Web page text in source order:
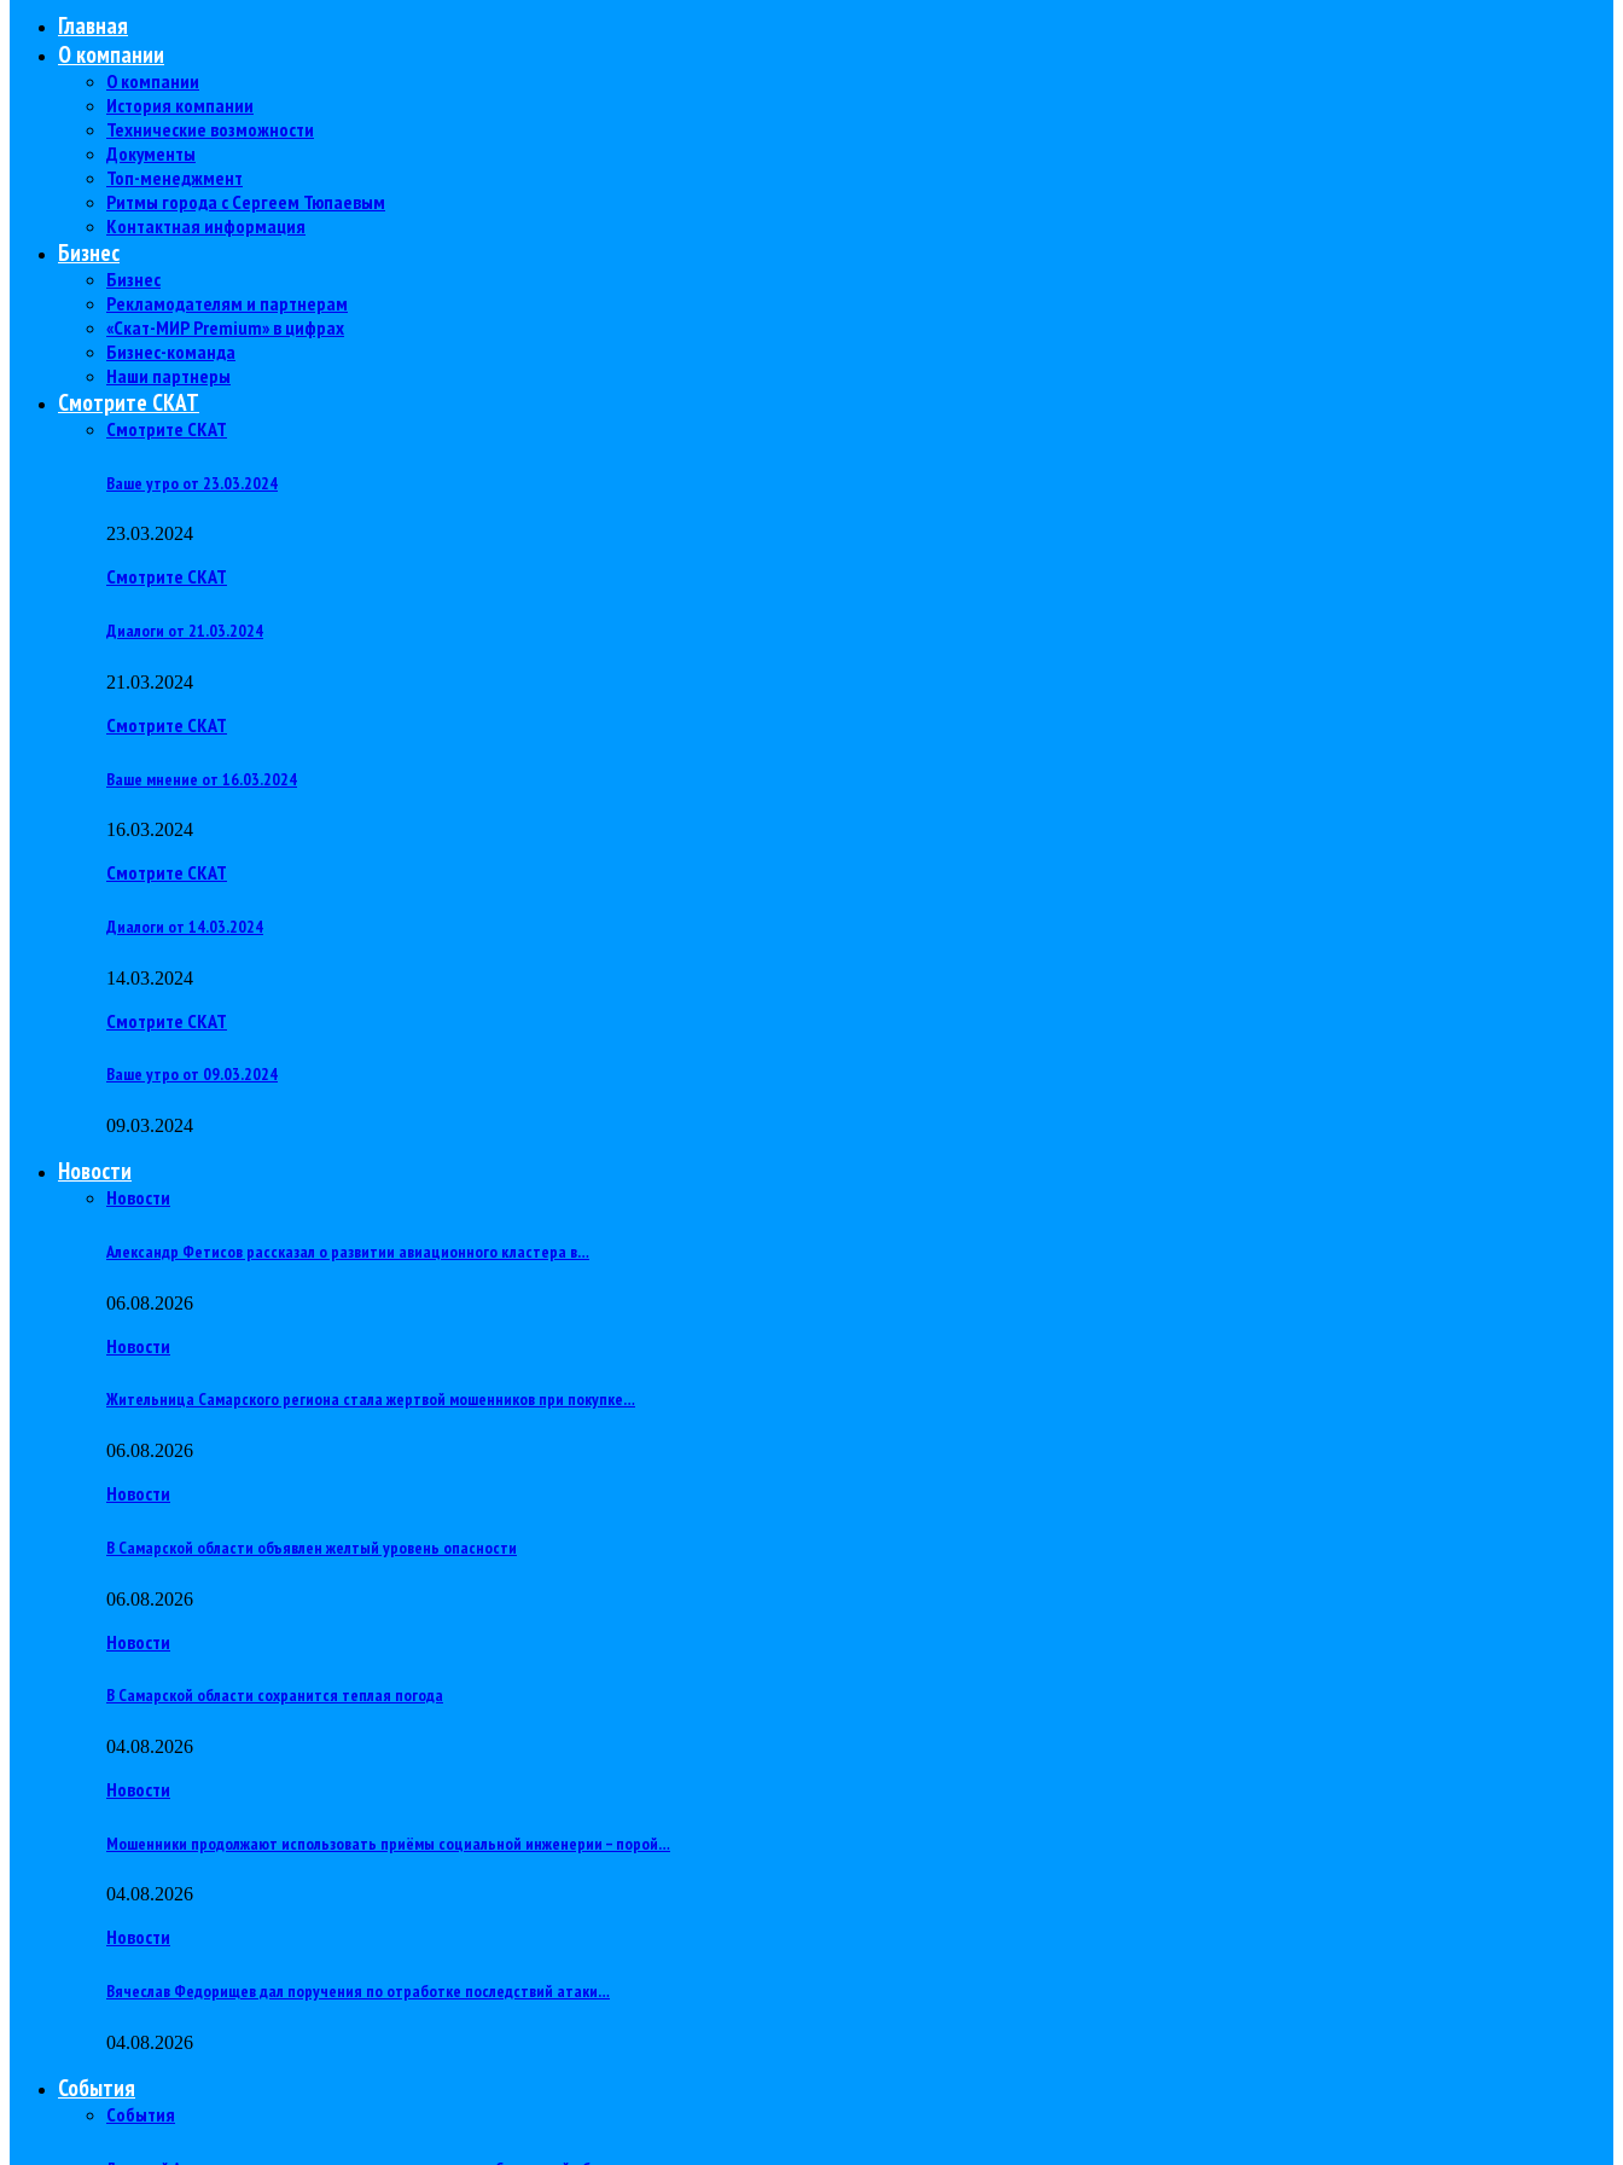
Главная
О компании
О компании
История компании
Технические возможности
Документы
Топ-менеджмент
Ритмы города с Сергеем Тюпаевым
Контактная информация
Бизнес
Бизнес
Рекламодателям и партнерам
«Скат-МИР Premium» в цифрах
Бизнес-команда
Наши партнеры
Смотрите СКАТ
Смотрите СКАТ
Ваше утро от 23.03.2024
23.03.2024
Смотрите СКАТ
Диалоги от 21.03.2024
21.03.2024
Смотрите СКАТ
Ваше мнение от 16.03.2024
16.03.2024
Смотрите СКАТ
Диалоги от 14.03.2024
14.03.2024
Смотрите СКАТ
Ваше утро от 09.03.2024
09.03.2024
Новости
Новости
Александр Фетисов рассказал о развитии авиационного кластера в…
06.08.2026
Новости
Жительница Самарского региона стала жертвой мошенников при покупке…
06.08.2026
Новости
В Самарской области объявлен желтый уровень опасности
06.08.2026
Новости
В Самарской области сохранится теплая погода
04.08.2026
Новости
Мошенники продолжают использовать приёмы социальной инженерии – порой…
04.08.2026
Новости
Вячеслав Федорищев дал поручения по отработке последствий атаки…
04.08.2026
События
События